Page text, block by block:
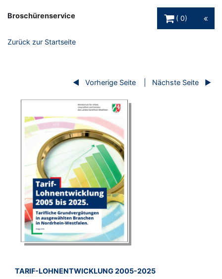
Broschürenservice
0
Zurück zur Startseite
Vorherige Seite Nächste Seite
BROSCHÜRE:
TARIF-LOHNENTWICKLUNG 2005-2025